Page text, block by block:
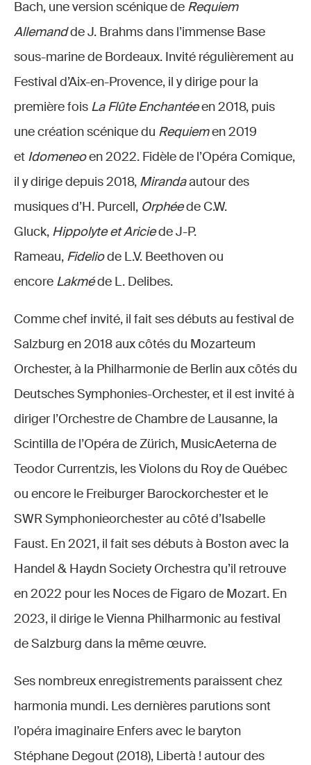
Bach, une version scénique de Requiem
Allemandde J. Brahms dans l’immense Base
sous-marine de Bordeaux. Invité régulièrement au
Festival d’Aix-en-Provence, il y dirige pour la
première fois La Flûte Enchantéeen 2018, puis
une création scénique du Requiemen 2019
et Idomeneoen 2022. Fidèle de l’Opéra Comique,
il y dirige depuis 2018, Mirandaautour des
musiques d’H. Purcell, Orphéede C.W.
Gluck, Hippolyte et Ariciede J-P.
Rameau, Fideliode L.V. Beethoven ou
encore Lakméde L. Delibes.
Comme chef invité, il fait ses débuts au festival de
Salzburg en 2018 aux côtés du Mozarteum
Orchester, à la Philharmonie de Berlin aux côtés du
Deutsches Symphonies-Orchester, et il est invité à
diriger l’Orchestre de Chambre de Lausanne, la
Scintilla de l’Opéra de Zürich, MusicAeterna de
Teodor Currentzis, les Violons du Roy de Québec
ou encore le Freiburger Barockorchester et le
SWR Symphonieorchester au côté d’Isabelle
Faust. En 2021, il fait ses débuts à Boston avec la
Handel & Haydn Society Orchestra qu’il retrouve
en 2022 pour les Noces de Figaro de Mozart. En
2023, il dirige le Vienna Philharmonic au festival
de Salzburg dans la même œuvre.
Ses nombreux enregistrements paraissent chez
harmonia mundi. Les dernières parutions sont
l’opéra imaginaire Enfers avec le baryton
Stéphane Degout (2018), Libertà ! autour des